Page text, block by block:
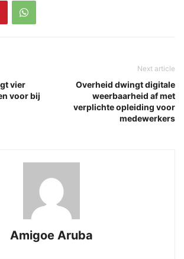
vier
voor bij
Next article
Overheid dwingt digitale
weerbaarheid af met
verplichte opleiding voor
medewerkers
Amigoe Aruba